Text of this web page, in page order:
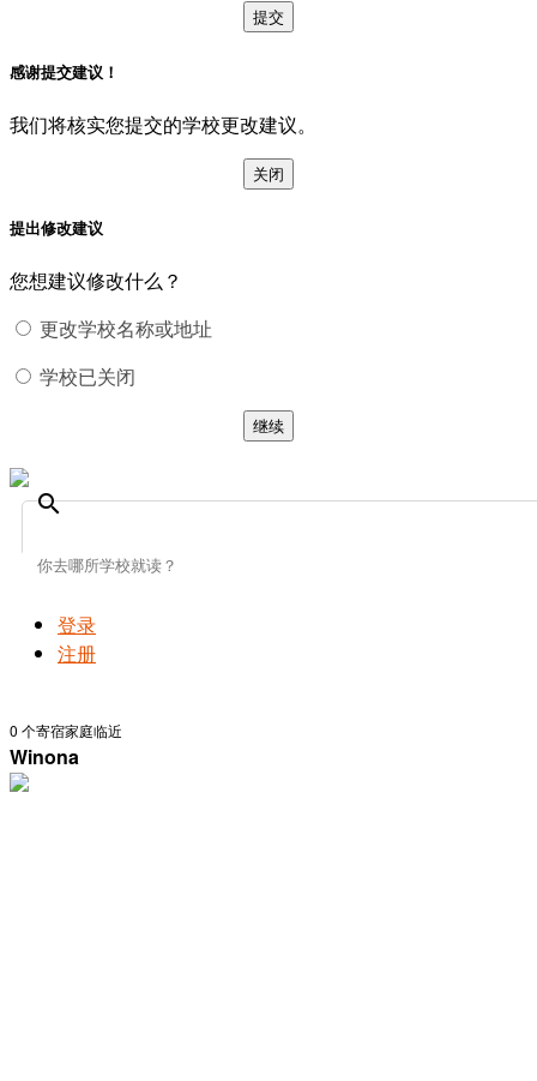
提交
感谢提交建议！
我们将核实您提交的学校更改建议。
关闭
提出修改建议
您想建议修改什么？
更改学校名称或地址
学校已关闭
继续
search
登录
注册
0 个寄宿家庭临近
Winona